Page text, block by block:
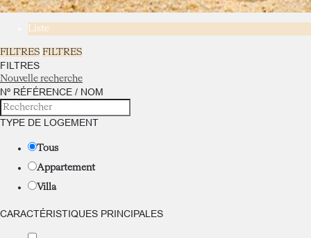
Liste
FILTRES FILTRES
FILTRES
Nouvelle recherche
Nº RÉFÉRENCE / NOM
TYPE DE LOGEMENT
Tous
Appartement
Villa
CARACTÉRISTIQUES PRINCIPALES